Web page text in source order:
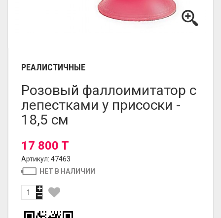
РЕАЛИСТИЧНЫЕ
Розовый фаллоимитатор с
лепестками у присоски -
18,5 см
17 800 T
Артикул: 47463
НЕТ В НАЛИЧИИ